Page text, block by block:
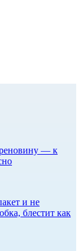
— к
и не
блестит как